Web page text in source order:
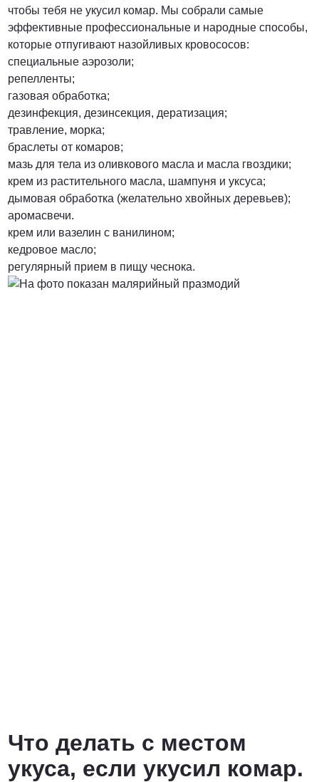
чтобы тебя не укусил комар. Мы собрали самые
эффективные профессиональные и народные способы,
которые отпугивают назойливых кровососов:
специальные аэрозоли;
репелленты;
газовая обработка;
дезинфекция, дезинсекция, дератизация;
травление, морка;
браслеты от комаров;
мазь для тела из оливкового масла и масла гвоздики;
крем из растительного масла, шампуня и уксуса;
дымовая обработка (желательно хвойных деревьев);
аромасвечи.
крем или вазелин с ванилином;
кедровое масло;
регулярный прием в пищу чеснока.
Что делать с местом
укуса, если укусил комар.